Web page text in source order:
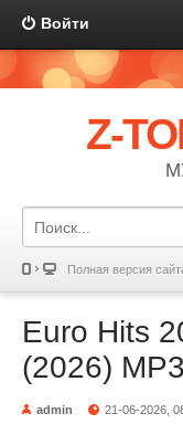
Войти
Z-
Полная версия
Euro Hits
(2026) MP3
admin 21-06-2026,